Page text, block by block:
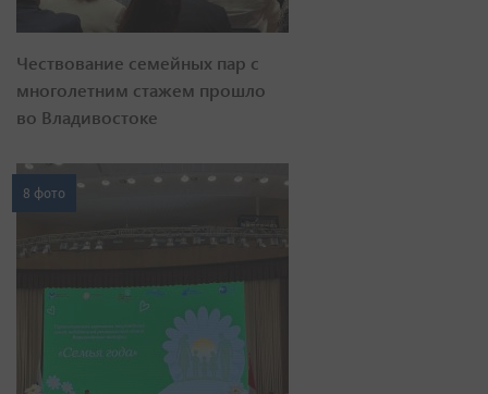
Чествование семейных пар с
многолетним стажем прошло
во Владивостоке
8 фото